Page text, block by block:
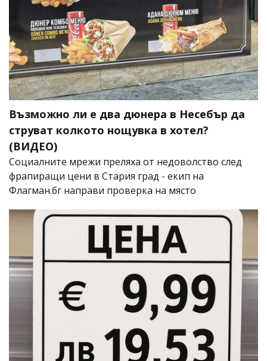
Възможно ли е два дюнера в Несебър да
струват колкото нощувка в хотел?
(ВИДЕО)
Социалните мрежи преляха от недоволство след
фрапиращи цени в Стария град - екип на
Флагман.бг направи проверка на място